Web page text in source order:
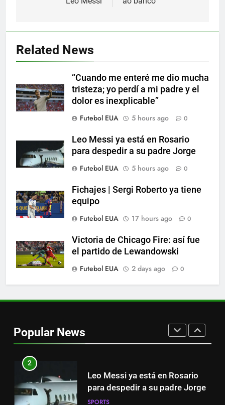
Related News
“Cuando me enteré me dio mucha
tristeza; yo perdí a mi padre y el
dolor es inexplicable”
Futebol EUA
5 hours ago 0
Leo Messi ya está en Rosario
para despedir a su padre Jorge
Futebol EUA
5 hours ago 0
Fichajes | Sergi Roberto ya tiene
equipo
Futebol EUA
17 hours ago 0
Victoria de Chicago Fire: así fue
el partido de Lewandowski
Futebol EUA
2 days ago 0
Popular News
5
Messi imparable
6
Cambios en la MLS
7
la jornada
SPORTS
Histórico: a MLS baixa as
cortinas para a Copa do Mundo
SPORTS
mucha tristeza; yo perdí a mi
padre y el dolor es inexplicable”
2
Leo Messi ya está en Rosario
para despedir a su padre Jorge
SPORTS